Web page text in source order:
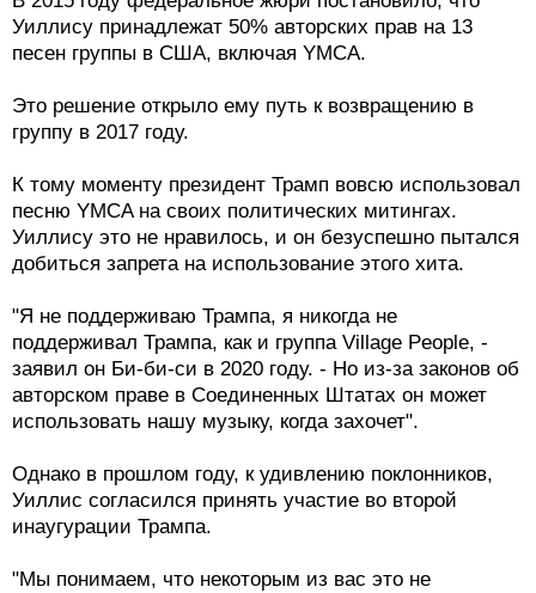
Уиллису принадлежат 50% авторских прав на 13
песен группы в США, включая YMCA.
Это решение открыло ему путь к возвращению в
группу в 2017 году.
К тому моменту президент Трамп вовсю использовал
песню YMCA на своих политических митингах.
Уиллису это не нравилось, и он безуспешно пытался
добиться запрета на использование этого хита.
"Я не поддерживаю Трампа, я никогда не
поддерживал Трампа, как и группа Village People, -
заявил он Би-би-си в 2020 году. - Но из-за законов об
авторском праве в Соединенных Штатах он может
использовать нашу музыку, когда захочет".
Однако в прошлом году, к удивлению поклонников,
Уиллис согласился принять участие во второй
инаугурации Трампа.
"Мы понимаем, что некоторым из вас это не